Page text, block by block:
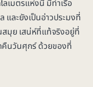
ลเมตรแห่งนี้ มีท่าเรือ
และยังเป็นอ่าวประมงที่
สมุย เสน่ห์ที่แท้จริงอยู่ที่
คืนวันศุกร์ ด้วยของที่